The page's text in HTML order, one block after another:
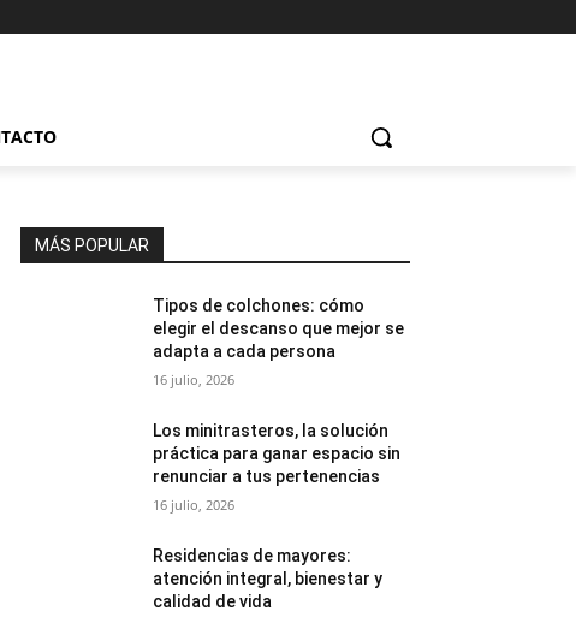
MÁS POPULAR
Tipos de colchones: cómo
elegir el descanso que mejor se
adapta a cada persona
16 julio, 2026
Los minitrasteros, la solución
práctica para ganar espacio sin
renunciar a tus pertenencias
16 julio, 2026
Residencias de mayores:
atención integral, bienestar y
calidad de vida